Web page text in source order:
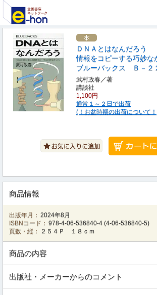
ＤＮＡとはなんだろう
情報をコピーする巧妙な
ブルーバックス Ｂ－２
武村政春／著
講談社
1,100円
通常１～２日で出荷
(！お盆時期の出荷について
商品情報
出版年月： 2024年8月
ISBNコード： 978-4-06-536840-4 (4-06-536840-5)
頁数・縦：
２５４Ｐ １８ｃｍ
商品の内容
出版社・メーカーからのコメント